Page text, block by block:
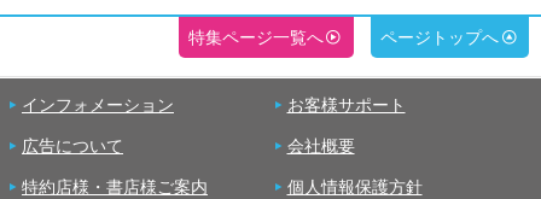
特集ページ一覧へ ページトップへ
インフォメーション お客様サポート
広告について 会社概要
特約店様・書店様ご案内 個人情報保護方針